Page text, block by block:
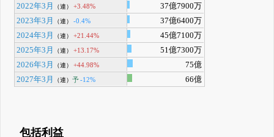
2022年3月
（連） +3.48%
37億7900万
2023年3月
（連） -0.4%
37億6400万
2024年3月
（連） +21.44%
45億7100万
2025年3月
（連） +13.17%
51億7300万
2026年3月
（連） +44.98%
75億
2027年3月
（連）予-12% 66億
包括利益